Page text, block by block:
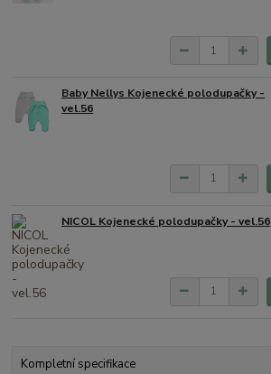
Baby Nellys Kojenecké polodupačky -
vel.56
NICOL Kojenecké polodupačky - vel.56
Kompletní specifikace